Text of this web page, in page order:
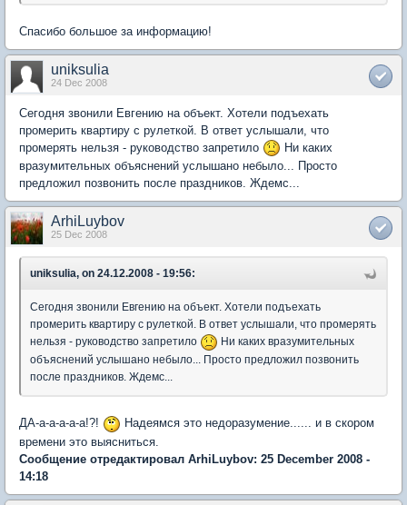
Спасибо большое за информацию!
uniksulia
24 Dec 2008
Сегодня звонили Евгению на объект. Хотели подъехать
промерить квартиру с рулеткой. В ответ услышали, что
промерять нельзя - руководство запретило
Ни каких
вразумительных объяснений услышано небыло... Просто
предложил позвонить после праздников. Ждемс...
ArhiLuybov
25 Dec 2008
uniksulia, on 24.12.2008 - 19:56:
Сегодня звонили Евгению на объект. Хотели подъехать
промерить квартиру с рулеткой. В ответ услышали, что промерять
нельзя - руководство запретило
Ни каких вразумительных
объяснений услышано небыло... Просто предложил позвонить
после праздников. Ждемс...
ДА-а-а-а-а-а!?!
Надеямся это недоразумение...... и в скором
времени это выясниться.
Сообщение отредактировал ArhiLuybov: 25 December 2008 -
14:18